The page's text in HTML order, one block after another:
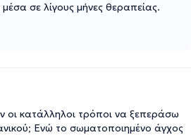
σε λίγους μήνες θεραπείας.
οι κατάλληλοι τρόποι να ξεπεράσω
Ενώ το σωματοποιημένο άγχος